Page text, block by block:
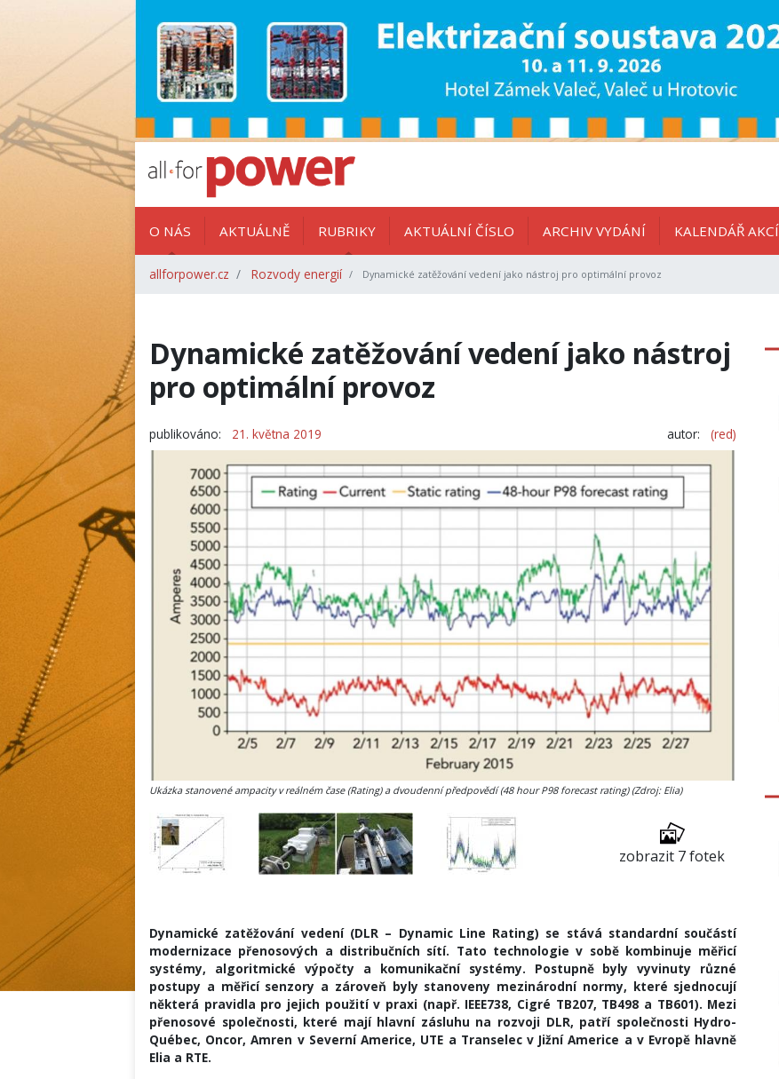
O NÁS AKTUÁLNĚ RUBRIKY AKTUÁLNÍ ČÍSLO ARCHIV VYDÁNÍ KALENDÁŘ AKCÍ
allforpower.cz Rozvody energií Dynamické zatěžování vedení jako nástroj pro optimální provoz
Dynamické zatěžování vedení jako nástroj
pro optimální provoz
publikováno: 21. května 2019 autor: (red)
Ukázka stanovené ampacity v reálném čase (Rating) a dvoudenní předpovědí (48 hour P98 forecast rating) (Zdroj: Elia)
zobrazit 7 fotek
Dynamické zatěžování vedení (DLR – Dynamic Line Rating) se stává standardní součástí
modernizace přenosových a distribučních sítí. Tato technologie v sobě kombinuje měřicí
systémy, algoritmické výpočty a komunikační systémy. Postupně byly vyvinuty různé
postupy a měřicí senzory a zároveň byly stanoveny mezinárodní normy, které sjednocují
některá pravidla pro jejich použití v praxi (např. IEEE738, Cigré TB207, TB498 a TB601). Mezi
přenosové společnosti, které mají hlavní zásluhu na rozvoji DLR, patří společnosti Hydro-
Québec, Oncor, Amren v Severní Americe, UTE a Transelec v Jižní Americe a v Evropě hlavně
Elia a RTE.